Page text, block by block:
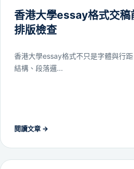
香港大學essay格式交稿
排版檢查
香港大學essay格式不只是字體與行
結構、段落邏...
閱讀文章 →